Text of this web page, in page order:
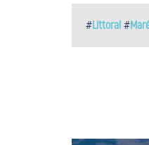
#Littoral #